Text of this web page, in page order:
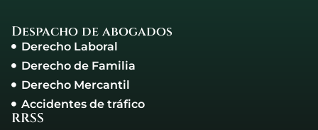
Despacho de abogados
Derecho Laboral
Derecho de Familia
Derecho Mercantil
Accidentes de tráfico
RRSS